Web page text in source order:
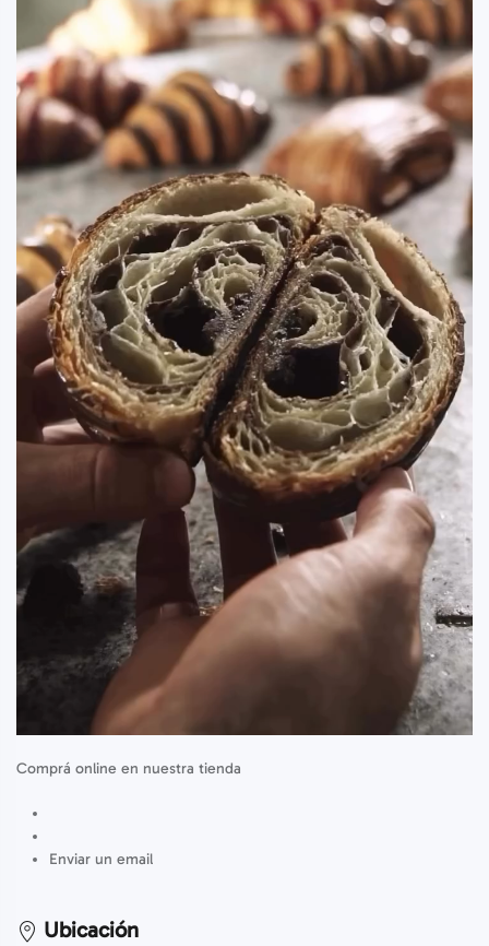
Comprá online en nuestra tienda
Enviar un email
Ubicación